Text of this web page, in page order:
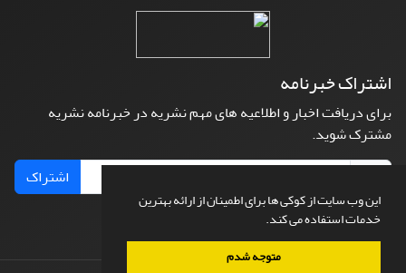
این وب سایت از کوکی ها برای اطمینان از ارائه بهترین
خدمات استفاده می کند.
متوجه شدم
اشتراک خبرنامه
برای دریافت اخبار و اطلاعیه های مهم نشریه در خبرنامه نشریه
مشترک شوید.
اشتراک